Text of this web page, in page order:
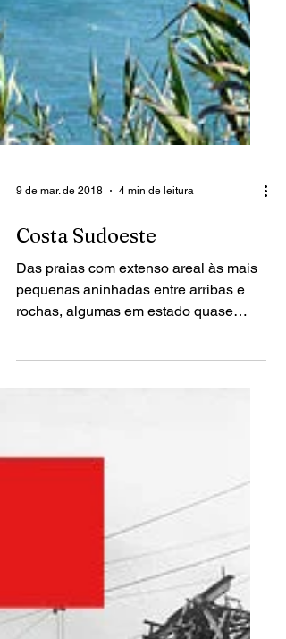
9 de mar. de 2018 4 min de leitura
Costa Sudoeste
rochas, algumas em estado quase